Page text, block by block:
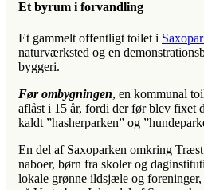
Et byrum i forvandling
Et gammelt offentligt toilet i
naturværksted og en
byggeri.
Før ombygningen, en kommunal
aflåst i 15 år, fordi der før blev fixet
kaldt ”hasherparken” og
En del af Saxoparken omkring
naboer, børn fra skoler og
lokale grønne ildsjæle og foreninger,